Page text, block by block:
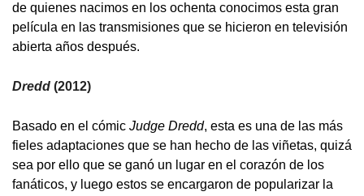
de quienes nacimos en los ochenta conocimos esta gran
película en las transmisiones que se hicieron en televisión
abierta años después.
Dredd (2012)
Basado en el cómic Judge Dredd, esta es una de las más
fieles adaptaciones que se han hecho de las viñetas, quizá
sea por ello que se ganó un lugar en el corazón de los
fanáticos, y luego estos se encargaron de popularizar la